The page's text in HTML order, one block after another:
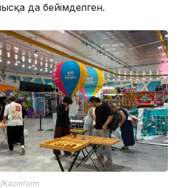
да бейімделген.
Kazinform